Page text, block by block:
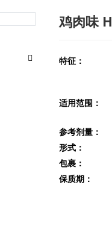
鸡肉味
特征：
适用范围：
参考剂量：
形式：
包裹：
保质期：